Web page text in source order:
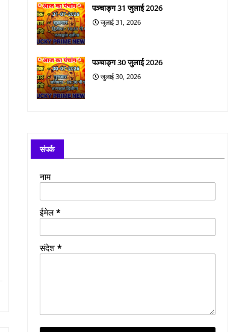
पञ्चाङ्ग 31 जुलाई 2026
जुलाई 31, 2026
पञ्चाङ्ग 30 जुलाई 2026
जुलाई 30, 2026
संपर्क
नाम
ईमेल*
संदेश*